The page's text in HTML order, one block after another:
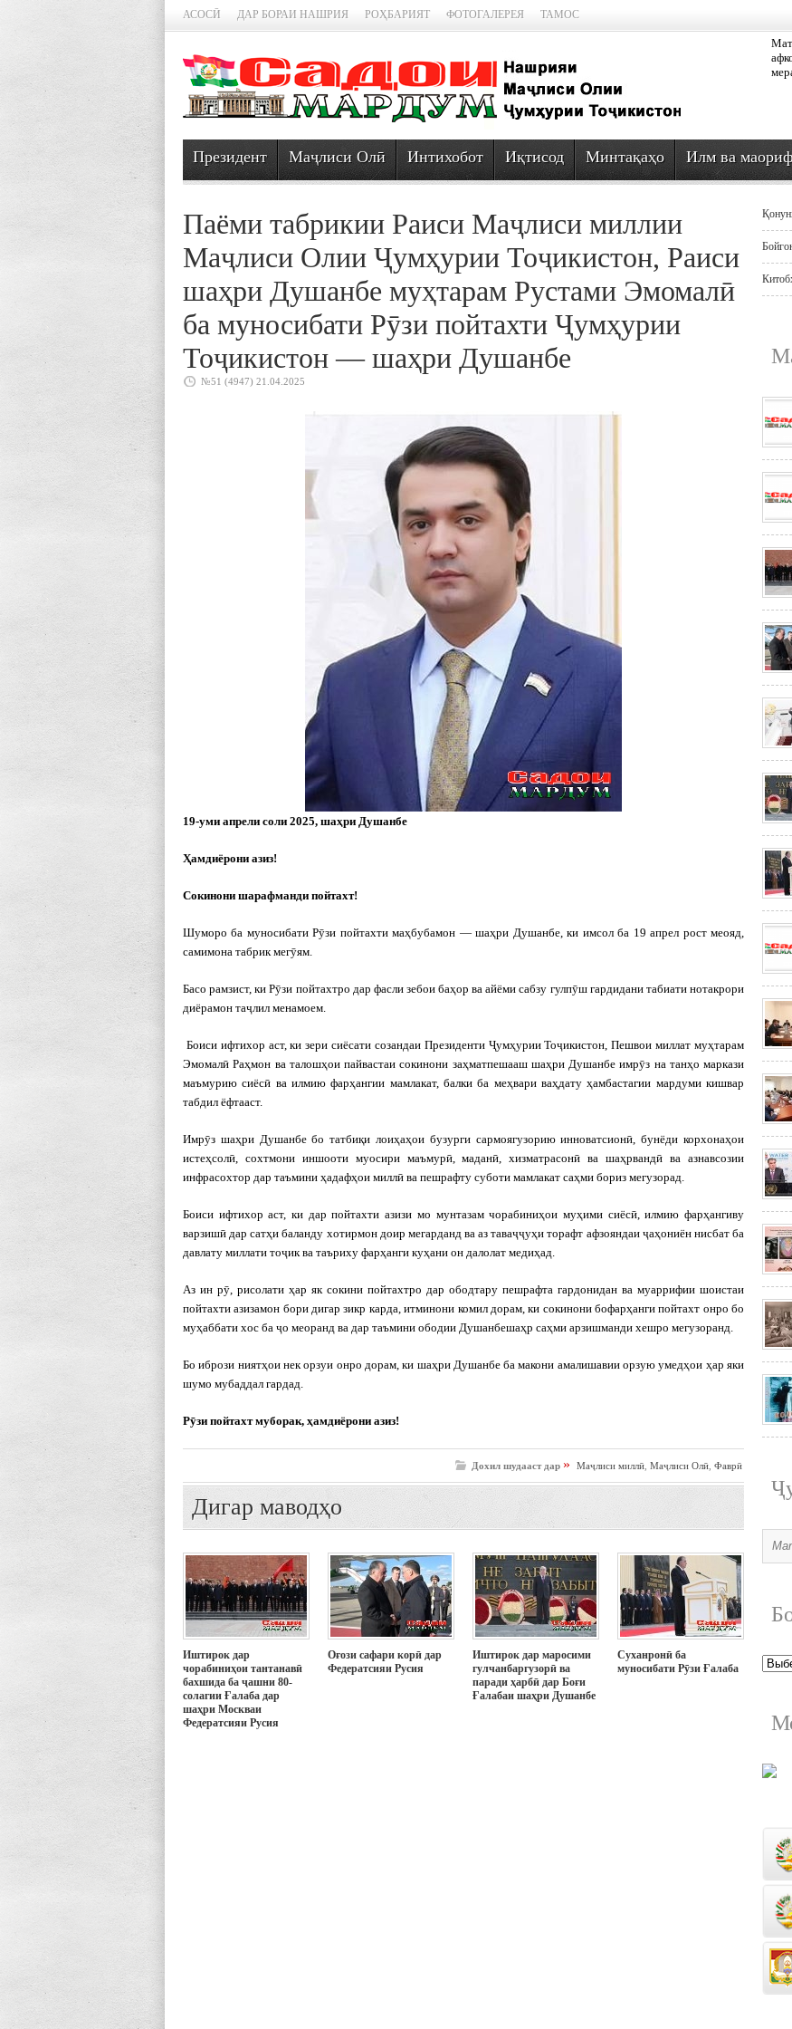
АСОСӢ ДАР БОРАИ НАШРИЯ РОҲБАРИЯТ ФОТОГАЛЕРЕЯ ТАМОС
Президент Маҷлиси Олӣ Интихобот Иқтисод Минтақаҳо Илм ва
Паёми табрикии Раиси Маҷлиси миллии
Маҷлиси Олии Ҷумҳурии Тоҷикистон, Раиси
шаҳри Душанбе муҳтарам Рустами Эмомалӣ
ба муносибати Рӯзи пойтахти Ҷумҳурии
Тоҷикистон — шаҳри Душанбе
№51 (4947) 21.04.2025
19-уми апрели соли 2025, шаҳри Душанбе
Ҳамдиёрони азиз!
Сокинони шарафманди пойтахт!
Шуморо ба муносибати Рӯзи пойтахти маҳбубамон — шаҳри Душанбе, ки имсол ба 19 апрел рост меояд,
самимона табрик мегӯям.
Басо рамзист, ки Рӯзи пойтахтро дар фасли зебои баҳор ва айёми сабзу гулпӯш гардидани табиати нотакрори
диёрамон таҷлил менамоем.
Боиси ифтихор аст, ки зери сиёсати созандаи Президенти Ҷумҳурии Тоҷикистон, Пешвои миллат муҳтарам
Эмомалӣ Раҳмон ва талошҳои пайвастаи сокинони заҳматпешааш шаҳри Душанбе имрӯз на танҳо маркази
маъмурию сиёсӣ ва илмию фарҳангии мамлакат, балки ба меҳвари ваҳдату ҳамбастагии мардуми кишвар
табдил ёфтааст.
Имрӯз шаҳри Душанбе бо татбиқи лоиҳаҳои бузурги сармоягузорию инноватсионӣ, бунёди корхонаҳои
истеҳсолӣ, сохтмони иншооти муосири маъмурӣ, маданӣ, хизматрасонӣ ва шаҳрвандӣ ва азнавсозии
инфрасохтор дар таъмини ҳадафҳои миллӣ ва пешрафту суботи мамлакат саҳми бориз мегузорад.
Боиси ифтихор аст, ки дар пойтахти азизи мо мунтазам чорабиниҳои муҳими сиёсӣ, илмию фарҳангиву
варзишӣ дар сатҳи баланду хотирмон доир мегарданд ва аз таваҷҷуҳи торафт афзояндаи ҷаҳониён нисбат ба
давлату миллати тоҷик ва таъриху фарҳанги куҳани он далолат медиҳад.
Аз ин рӯ, рисолати ҳар як сокини пойтахтро дар ободтару пешрафта гардонидан ва муаррифии шоистаи
пойтахти азизамон бори дигар зикр карда, итминони комил дорам, ки сокинони бофарҳанги пойтахт онро бо
муҳаббати хос ба ҷо меоранд ва дар таъмини ободии Душанбешаҳр саҳми арзишманди хешро мегузоранд.
Бо ибрози ниятҳои нек орзуи онро дорам, ки шаҳри Душанбе ба макони амалишавии орзую умедҳои ҳар яки
шумо мубаддал гардад.
Рӯзи пойтахт муборак, ҳамдиёрони азиз!
Дохил шудааст дар » Маҷлиси миллӣ Маҷлиси Олӣ Фаврӣ
Дигар маводҳо
Иштирок дар
чорабиниҳои тантанавӣ
бахшида ба ҷашни 80-
солагии Ғалаба дар
шаҳри Москваи
Федератсияи Русия
Оғози сафари корӣ дар
Федератсияи Русия
Иштирок дар маросими
гулчанбаргузорӣ ва
паради ҳарбӣ дар Боғи
Ғалабаи шаҳри Душанбе
Суханронӣ ба
муносибати Рӯзи Ғалаба